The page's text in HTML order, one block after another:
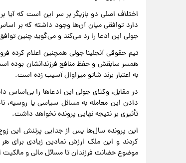
اختلاف اصلی دو بازیگر بر سر این است که آیا
دارد توافقی میان آن‌ها وجود داشته که بر
جولی این ادعا را رد می‌کند و می‌گوید چنین
تیم حقوقی آنجلینا جولی همچنین اعلام
همسر سابقش و حفظ منافع فرزندانشان بوده
به اعتبار برند شاتو میراوال آسیب زده است.
در مقابل، وکلای جولی این ادعاها را بی‌اساس
دادن این معامله به مسائل سیاسی یا روسیه،
تأثیری بر نتیجه نهایی پرونده نخواهد داشت.
موضوع حضانت فرزندان تا مسائل مالی و